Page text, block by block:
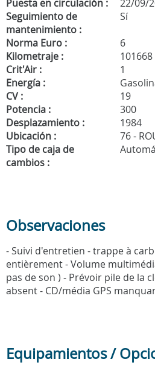
Puesta en circulación :
22/09/
Seguimiento de
mantenimiento :
Sí
Norma Euro :
6
Kilometraje :
101668
Crit'Air :
1
Energía :
CV :
19
Potencia :
300
Desplazamiento :
1984
Ubicación :
76 -
Tipo de caja de
cambios :
Observaciones
- Suivi d'entretien - trappe à
entièrement - Volume
pas de son ) - Prévoir pile de la
absent - CD/média GPS
Equipamientos /